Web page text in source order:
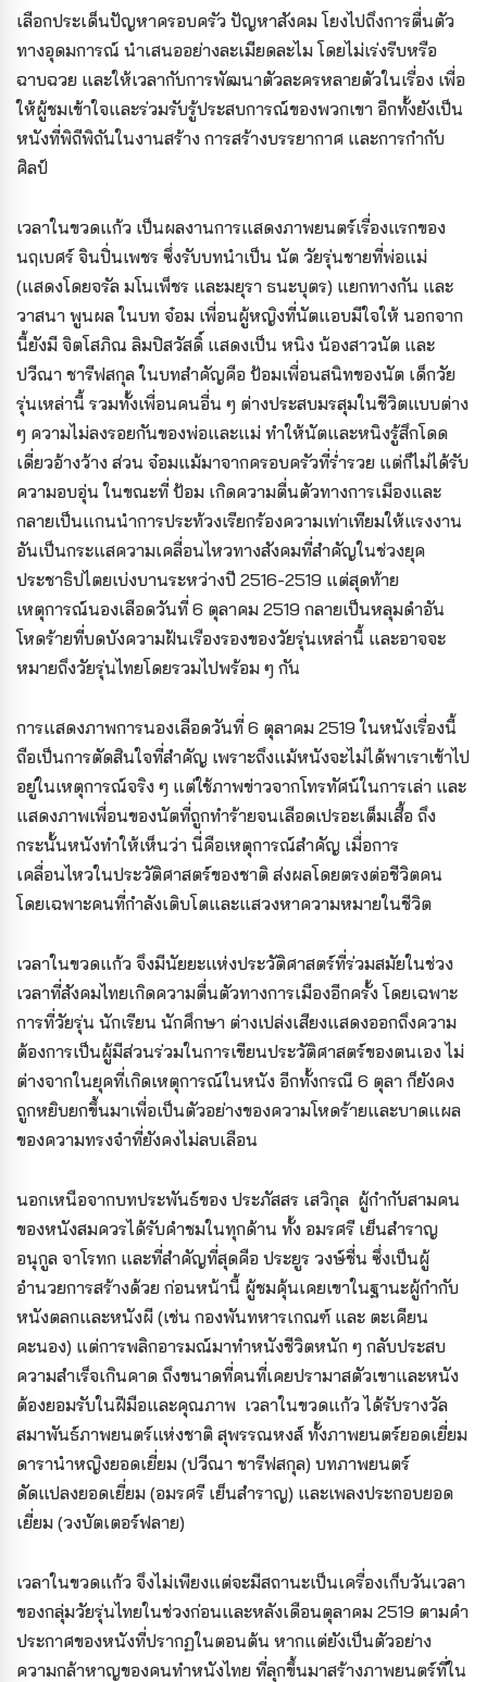
เลือกประเด็นปัญหาครอบครัว ปัญหาสังคม โยงไปถึงการตื่นตัว
ทางอุดมการณ์ นำเสนออย่างละเมียดละไม โดยไม่เร่งรีบหรือ
ฉาบฉวย และให้เวลากับการพัฒนาตัวละครหลายตัวในเรื่อง เพื่อ
ให้ผู้ชมเข้าใจและร่วมรับรู้ประสบการณ์ของพวกเขา อีกทั้งยังเป็น
หนังที่พิถีพิถันในงานสร้าง การสร้างบรรยากาศ และการกำกับ
ศิลป์
เวลาในขวดแก้ว เป็นผลงานการแสดงภาพยนตร์เรื่องแรกของ
นฤเบศร์ จินปิ่นเพชร ซึ่งรับบทนำเป็น นัต วัยรุ่นชายที่พ่อแม่
(แสดงโดยจรัล มโนเพ็ชร และมยุรา ธนะบุตร) แยกทางกัน และ
วาสนา พูนผล ในบท จ๋อม เพื่อนผู้หญิงที่นัตแอบมีใจให้ นอกจาก
นี้ยังมี จิตโสภิณ ลิมปิสวัสดิ์ แสดงเป็น หนิง น้องสาวนัต และ
ปวีณา ชารีฟสกุล ในบทสำคัญคือ ป้อมเพื่อนสนิทของนัต เด็กวัย
รุ่นเหล่านี้ รวมทั้งเพื่อนคนอื่น ๆ ต่างประสบมรสุมในชีวิตแบบต่าง
ๆ ความไม่ลงรอยกันของพ่อและแม่ ทำให้นัตและหนิงรู้สึกโดด
เดี่ยวอ้างว้าง ส่วน จ๋อมแม้มาจากครอบครัวที่ร่ำรวย แต่ก็ไม่ได้รับ
ความอบอุ่น ในขณะที่ ป้อม เกิดความตื่นตัวทางการเมืองและ
กลายเป็นแกนนำการประท้วงเรียกร้องความเท่าเทียมให้แรงงาน
อันเป็นกระแสความเคลื่อนไหวทางสังคมที่สำคัญในช่วงยุค
ประชาธิปไตยเบ่งบานระหว่างปี 2516-2519 แต่สุดท้าย
เหตุการณ์นองเลือดวันที่ 6 ตุลาคม 2519 กลายเป็นหลุมดำอัน
โหดร้ายที่บดบังความฝันเรืองรองของวัยรุ่นเหล่านี้ และอาจจะ
หมายถึงวัยรุ่นไทยโดยรวมไปพร้อม ๆ กัน
การแสดงภาพการนองเลือดวันที่ 6 ตุลาคม 2519 ในหนังเรื่องนี้
ถือเป็นการตัดสินใจที่สำคัญ เพราะถึงแม้หนังจะไม่ได้พาเราเข้าไป
อยู่ในเหตุการณ์จริง ๆ แต่ใช้ภาพข่าวจากโทรทัศน์ในการเล่า และ
แสดงภาพเพื่อนของนัตที่ถูกทำร้ายจนเลือดเปรอะเต็มเสื้อ ถึง
กระนั้นหนังทำให้เห็นว่า นี่คือเหตุการณ์สำคัญ เมื่อการ
เคลื่อนไหวในประวัติศาสตร์ของชาติ ส่งผลโดยตรงต่อชีวิตคน
โดยเฉพาะคนที่กำลังเติบโตและแสวงหาความหมายในชีวิต
เวลาในขวดแก้ว จึงมีนัยยะแห่งประวัติศาสตร์ที่ร่วมสมัยในช่วง
เวลาที่สังคมไทยเกิดความตื่นตัวทางการเมืองอีกครั้ง โดยเฉพาะ
การที่วัยรุ่น นักเรียน นักศึกษา ต่างเปล่งเสียงแสดงออกถึงความ
ต้องการเป็นผู้มีส่วนร่วมในการเขียนประวัติศาสตร์ของตนเอง ไม่
ต่างจากในยุคที่เกิดเหตุการณ์ในหนัง อีกทั้งกรณี 6 ตุลา ก็ยังคง
ถูกหยิบยกขึ้นมาเพื่อเป็นตัวอย่างของความโหดร้ายและบาดแผล
ของความทรงจำที่ยังคงไม่ลบเลือน
นอกเหนือจากบทประพันธ์ของ ประภัสสร เสวิกุล ผู้กำกับสามคน
ของหนังสมควรได้รับคำชมในทุกด้าน ทั้ง อมรศรี เย็นสำราญ
อนุกูล จาโรทก และที่สำคัญที่สุดคือ ประยูร วงษ์ชื่น ซึ่งเป็นผู้
อำนวยการสร้างด้วย ก่อนหน้านี้ ผู้ชมคุ้นเคยเขาในฐานะผู้กำกับ
หนังตลกและหนังผี (เช่น กองพันทหารเกณฑ์ และ ตะเคียน
คะนอง) แต่การพลิกอารมณ์มาทำหนังชีวิตหนัก ๆ กลับประสบ
ความสำเร็จเกินคาด ถึงขนาดที่คนที่เคยปรามาสตัวเขาและหนัง
ต้องยอมรับในฝีมือและคุณภาพ เวลาในขวดแก้ว ได้รับรางวัล
สมาพันธ์ภาพยนตร์แห่งชาติ สุพรรณหงส์ ทั้งภาพยนตร์ยอดเยี่ยม
ดารานำหญิงยอดเยี่ยม (ปวีณา ชารีฟสกุล) บทภาพยนตร์
ดัดแปลงยอดเยี่ยม (อมรศรี เย็นสำราญ) และเพลงประกอบยอด
เยี่ยม (วงบัตเตอร์ฟลาย)
เวลาในขวดแก้ว จึงไม่เพียงแต่จะมีสถานะเป็นเครื่องเก็บวันเวลา
ของกลุ่มวัยรุ่นไทยในช่วงก่อนและหลังเดือนตุลาคม 2519 ตามคำ
ประกาศของหนังที่ปรากฏในตอนต้น หากแต่ยังเป็นตัวอย่าง
ความกล้าหาญของคนทำหนังไทย ที่ลุกขึ้นมาสร้างภาพยนตร์ที่ใน